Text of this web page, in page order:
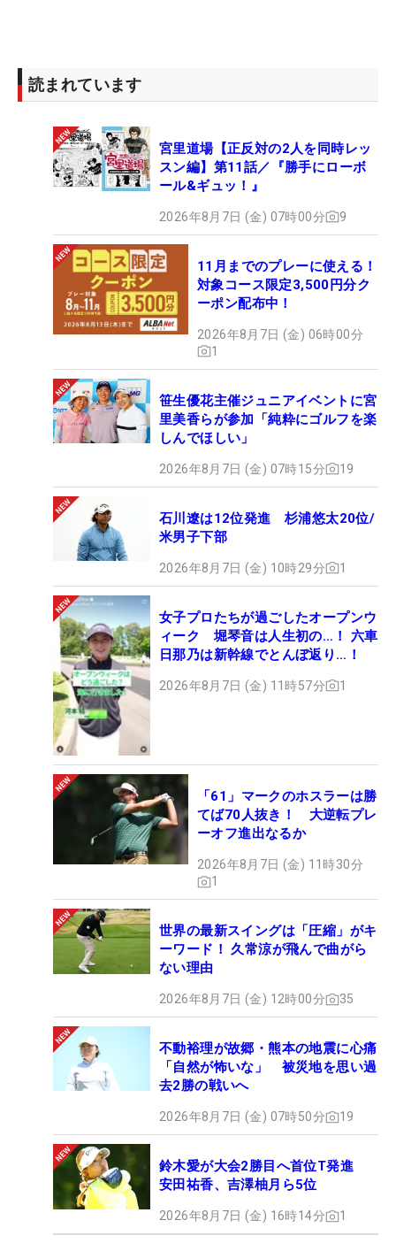
読まれています
宮里道場【正反対の2人を同時レッ
スン編】第11話／『勝手にローボ
ール&ギュッ！』
2026年8月7日 (金) 07時00分 9
11月までのプレーに使える！
対象コース限定3,500円分ク
ーポン配布中！
2026年8月7日 (金) 06時00分
1
笹生優花主催ジュニアイベントに宮
里美香らが参加「純粋にゴルフを楽
しんでほしい」
2026年8月7日 (金) 07時15分 19
石川遼は12位発進 杉浦悠太20位/
米男子下部
2026年8月7日 (金) 10時29分 1
女子プロたちが過ごしたオープンウ
ィーク 堀琴音は人生初の…！ 六車
日那乃は新幹線でとんぼ返り…！
2026年8月7日 (金) 11時57分 1
「61」マークのホスラーは勝
てば70人抜き！ 大逆転プレ
ーオフ進出なるか
2026年8月7日 (金) 11時30分
1
世界の最新スイングは「圧縮」がキ
ーワード！ 久常涼が飛んで曲がら
ない理由
2026年8月7日 (金) 12時00分 35
不動裕理が故郷・熊本の地震に心痛
「自然が怖いな」 被災地を思い過
去2勝の戦いへ
2026年8月7日 (金) 07時50分 19
鈴木愛が大会2勝目へ首位T発進
安田祐香、吉澤柚月ら5位
2026年8月7日 (金) 16時14分 1